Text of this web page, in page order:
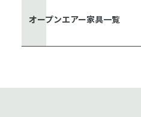
オープンエアー家具一覧